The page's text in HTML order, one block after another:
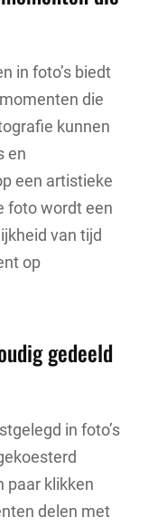
in foto’s biedt
die
kunnen
en
een artistieke
foto wordt een
van tijd
op
gedeeld
in foto’s
paar klikken
delen met